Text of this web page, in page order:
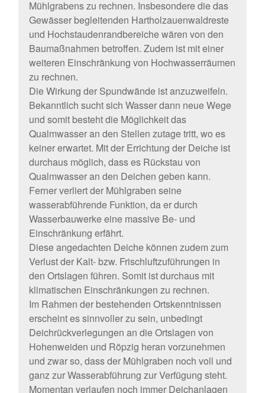
Mühlgrabens zu rechnen. Insbesondere die das
Gewässer begleitenden Hartholzauenwaldreste
und Hochstaudenrandbereiche wären von den
Baumaßnahmen betroffen. Zudem ist mit einer
weiteren Einschränkung von Hochwasserräumen
zu rechnen.
Die Wirkung der Spundwände ist anzuzweifeln.
Bekanntlich sucht sich Wasser dann neue Wege
und somit besteht die Möglichkeit das
Qualmwasser an den Stellen zutage tritt, wo es
keiner erwartet. Mit der Errichtung der Deiche ist
durchaus möglich, dass es Rückstau von
Qualmwasser an den Deichen geben kann.
Ferner verliert der Mühlgraben seine
wasserabführende Funktion, da er durch
Wasserbauwerke eine massive Be- und
Einschränkung erfährt.
Diese angedachten Deiche können zudem zum
Verlust der Kalt- bzw. Frischluftzuführungen in
den Ortslagen führen. Somit ist durchaus mit
klimatischen Einschränkungen zu rechnen.
Im Rahmen der bestehenden Ortskenntnissen
erscheint es sinnvoller zu sein, unbedingt
Deichrückverlegungen an die Ortslagen von
Hohenweiden und Röpzig heran vorzunehmen
und zwar so, dass der Mühlgraben noch voll und
ganz zur Wasserabführung zur Verfügung steht.
Momentan verlaufen noch immer Deichanlagen